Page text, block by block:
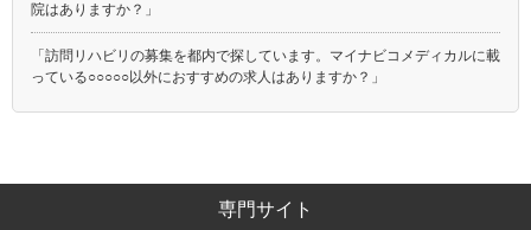
院はありますか？」
「訪問リハビリの募集を都内で探しています。マイナビコメディカルに載
っている○○○○○以外におすすめの求人はありますか？」
専門サイト